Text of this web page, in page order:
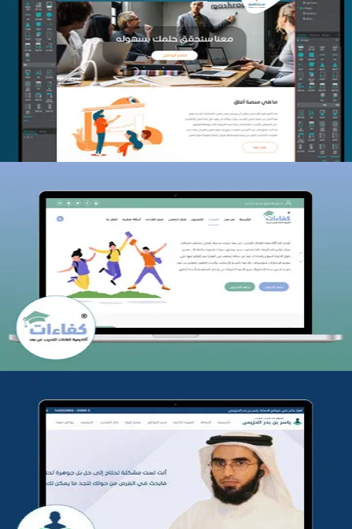
منصة أفق للتدريب
التفاصيل
كفاءات للتدريب
التفاصيل
تطوير موقع المدرب ياسر الحزيمي
التفاصيل